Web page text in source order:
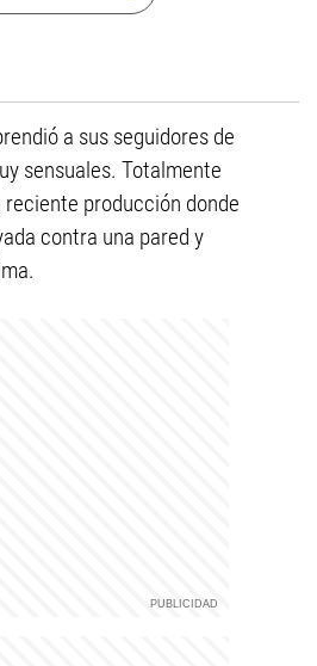
a sus seguidores de
sensuales. Totalmente
reciente producción donde
contra una pared y